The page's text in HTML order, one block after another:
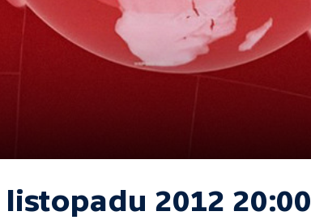
listopadu 2012 20:00